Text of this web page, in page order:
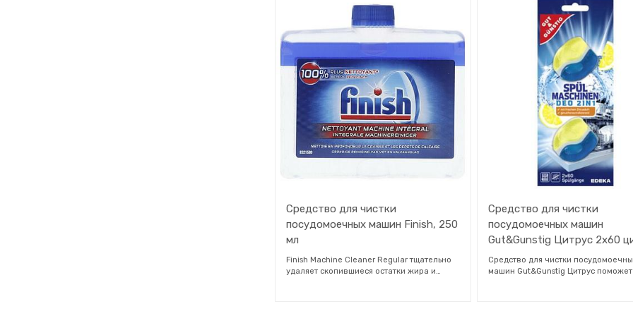
устранение подтеков
предотвращение образования
известкового налета
Как использовать:
Засыпьте соль в предназначенный
отсек на дне машины и регулярно
пополняйте его, когда он пуст.
соль, когда загорится
индикатор на панели управления
посудомоечной машины.
средством для посудомоечной машины
GUT&GÜNSTIG вы не только обеспечите
сияющую чистоту посуды, но и продлите
срок службы вашей посудомоечной
машине дополнительный уход.
насосы. Сияющая чистота благодаря
формуле двойного действия: синяя
удаляет жир, белая фаза растворяет
известковый налет. Чистая
машина для чистой посуды.
использовать средство Finish
Agent один раз в месяц или как
заметите отложения в
машине. Обеспечивает ароматную
Средство для чистки
посудомоечных машин Finish, 250
мл
Finish Machine Cleaner Regular тщательно
удаляет скопившиеся остатки жира и
Средство для чистки
посудомоечных машин
Gut&Gunstig Цитрус 2х60
Средство для чистки
машин Gut&Gunstig Цитрус